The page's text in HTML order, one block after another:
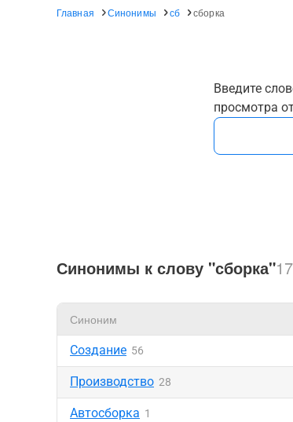
Главная Синонимы сб сборка
Введите
просмотра
Синонимы к слову "сборка"17
Синоним
Создание 56
Производство 28
Автосборка 1